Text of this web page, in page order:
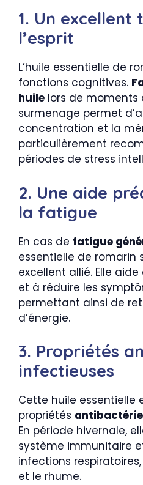
1. Un excellent
l’esprit
L’huile essentielle de
fonctions cognitives.
huile lors de
surmenage permet
concentration et la
particulièrement
périodes de stress
2. Une aide
la fatigue
En cas de fatigue
essentielle de romarin
excellent allié. Elle
et à réduire les
permettant ainsi de
d’énergie.
3. Propriétés
infectieuses
Cette huile essentielle
propriétés
En période hivernale,
système immunitaire
infections
et le rhume.